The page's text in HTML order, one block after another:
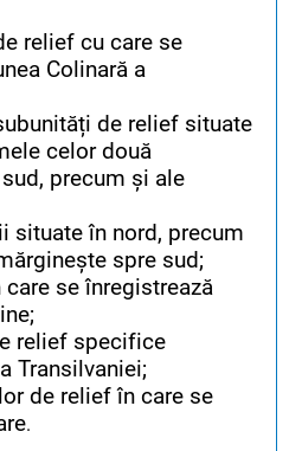
relief cu care se
Colinară a
de relief situate
celor două
precum și ale
situate în nord, precum
spre sud;
se înregistrează
relief specifice
Transilvaniei;
de relief în care se
.